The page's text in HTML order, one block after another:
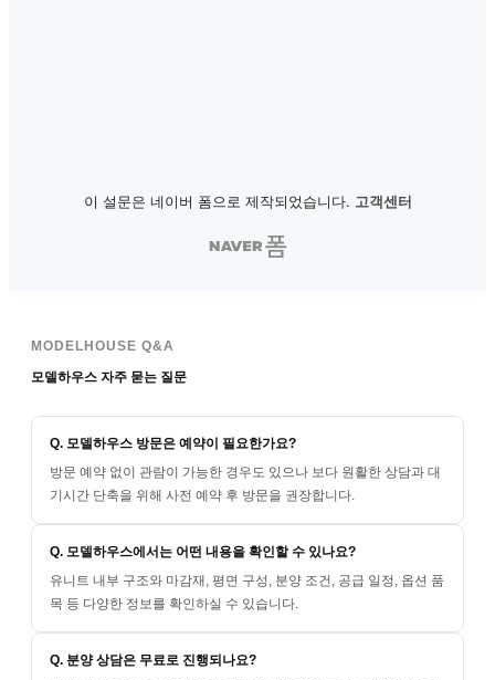
MODELHOUSE Q&A
모델하우스 자주 묻는 질문
Q. 모델하우스 방문은 예약이 필요한가요?
방문 예약 없이 관람이 가능한 경우도 있으나 보다 원활한 상담과 대
기시간 단축을 위해 사전 예약 후 방문을 권장합니다.
Q. 모델하우스에서는 어떤 내용을 확인할 수 있나요?
유니트 내부 구조와 마감재, 평면 구성, 분양 조건, 공급 일정, 옵션 품
목 등 다양한 정보를 확인하실 수 있습니다.
Q. 분양 상담은 무료로 진행되나요?